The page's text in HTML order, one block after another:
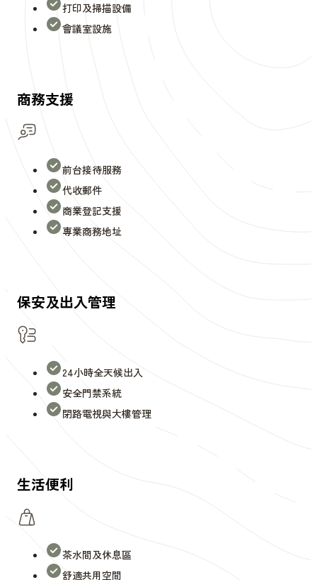
打印及掃描設備
會議室設施
商務支援
前台接待服務
代收郵件
商業登記支援
專業商務地址
保安及出入管理
24小時全天候出入
安全門禁系統
閉路電視與大樓管理
生活便利
茶水間及休息區
舒適共用空間